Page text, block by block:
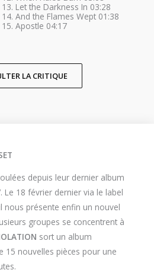
13. Let the Darkness In 03:28
14. And the Flames Wept 01:38
15. Apostle 04:17
LA CRITIQUE
depuis leur dernier album
Le 18 février dernier via le label
nous présente enfin un nouvel
groupes se concentrent à
sort un album
15 nouvelles pièces pour une